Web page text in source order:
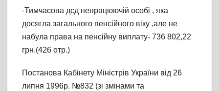
-Тимчасова дсд непрацюючій особі , яка
досягла загального пенсійного віку ,але не
набула права на пенсійну виплату- 736 802,22
грн.(426 отр.)
Постанова Кабінету Міністрів України від 26
липня 1996р. №832 (зі змінами та